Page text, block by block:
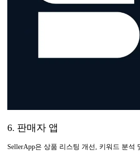
6. 판매자 앱
SellerApp은 상품 리스팅 개선, 키워드 분석